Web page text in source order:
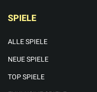
SPIELE
ALLE SPIELE
NEUE SPIELE
TOP SPIELE